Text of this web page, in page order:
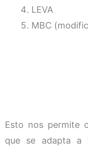
LEVA
MBC
Esto nos permite
que se adapta a